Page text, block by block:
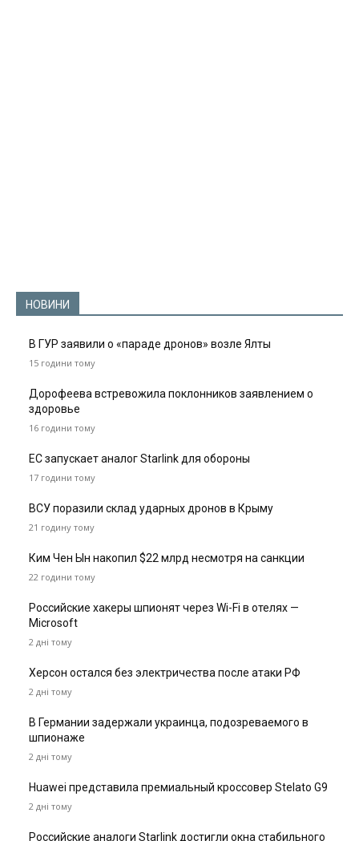
НОВИНИ
В ГУР заявили о «параде дронов» возле Ялты
15 години тому
Дорофеева встревожила поклонников заявлением о
здоровье
16 години тому
ЕС запускает аналог Starlink для обороны
17 години тому
ВСУ поразили склад ударных дронов в Крыму
21 годину тому
Ким Чен Ын накопил $22 млрд несмотря на санкции
22 години тому
Российские хакеры шпионят через Wi-Fi в отелях —
Microsoft
2 дні тому
Херсон остался без электричества после атаки РФ
2 дні тому
В Германии задержали украинца, подозреваемого в
шпионаже
2 дні тому
Huawei представила премиальный кроссовер Stelato G9
2 дні тому
Российские аналоги Starlink достигли окна стабильного